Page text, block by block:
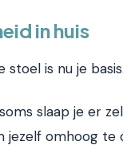
in huis
stoel is nu je basis.
slaap je er
jezelf omhoog